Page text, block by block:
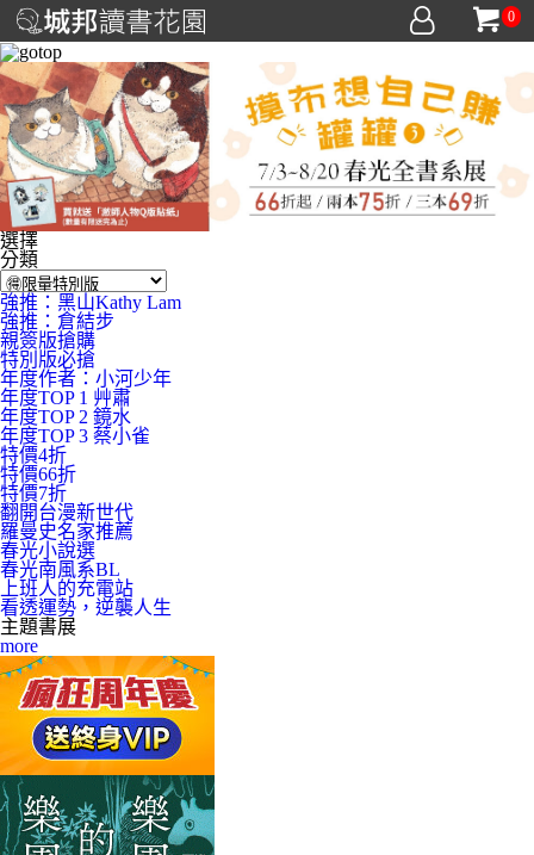
0
選擇
分類
強推：黑山Kathy Lam
強推：倉結步
親簽版搶購
特別版必搶
年度作者：小河少年
年度TOP 1 艸肅
年度TOP 2 鏡水
年度TOP 3 蔡小雀
特價4折
特價66折
特價7折
翻開台漫新世代
羅曼史名家推薦
春光小說選
春光南風系BL
上班人的充電站
看透運勢，逆襲人生
主題書展
more